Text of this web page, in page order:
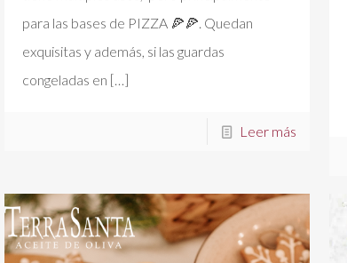
para las bases de PIZZA 🍕🍕. Quedan
exquisitas y además, si las guardas
congeladas en […]
Leer más